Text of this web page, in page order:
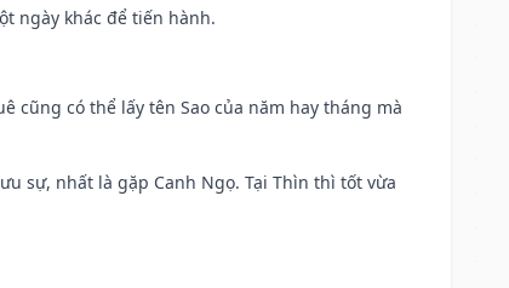
ngày khác để tiến hành.
cũng có thể lấy tên Sao của năm hay tháng mà
sự, nhất là gặp Canh Ngọ. Tại Thìn thì tốt vừa